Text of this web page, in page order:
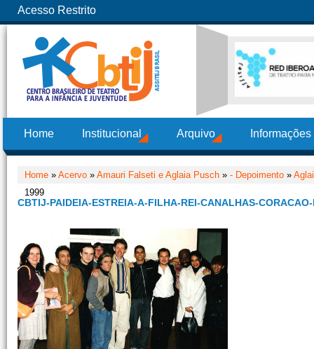
Acesso Restrito
Home Institucional Arquivo
Home » Acervo » Amauri Falseti e Aglaia Pusch » - Depoimento »
1999
CBTIJ-PAIDEIA-ESTREIA-A-FILHA-REI-CANALHAS-